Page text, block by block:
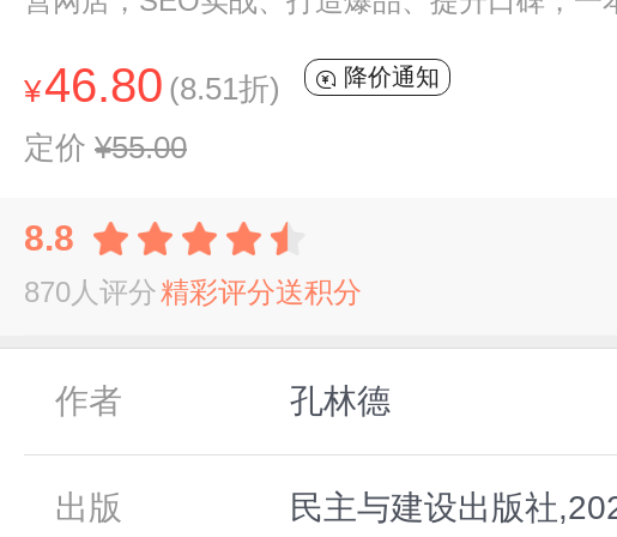
¥46.80 (8.51折) 降价通知
定价 ¥55.00
8.8
870人评分精彩评分送积分
作者 孔林德
出版 民主与建设出版社